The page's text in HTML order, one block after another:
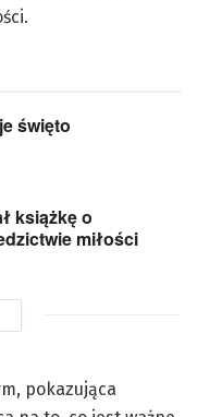
święto
książkę o
miłości
pokazująca